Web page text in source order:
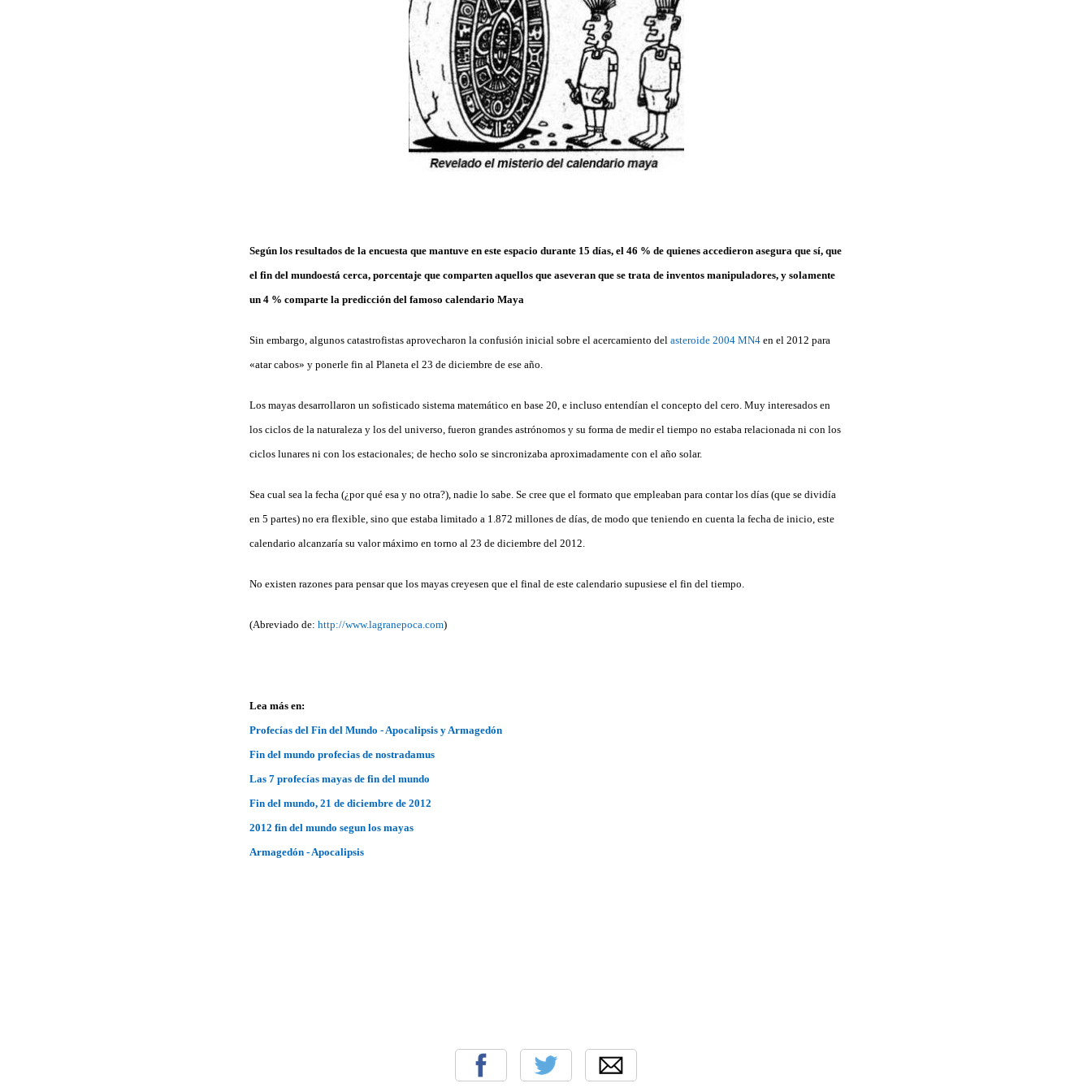
Según los resultados de la encuesta que mantuve en este espacio durante 15 días, el 46 % de quienes accedieron asegura que sí, que
el fin del mundoestá cerca, porcentaje que comparten aquellos que aseveran que se trata de inventos manipuladores, y solamente
un 4 % comparte la predicción del famoso calendario Maya
Sin embargo, algunos catastrofistas aprovecharon la confusión inicial sobre el acercamiento del asteroide 2004 MN4 en el 2012 para
«atar cabos» y ponerle fin al Planeta el 23 de diciembre de ese año.
Los mayas desarrollaron un sofisticado sistema matemático en base 20, e incluso entendían el concepto del cero. Muy interesados en
los ciclos de la naturaleza y los del universo, fueron grandes astrónomos y su forma de medir el tiempo no estaba relacionada ni con los
ciclos lunares ni con los estacionales; de hecho solo se sincronizaba aproximadamente con el año solar.
Sea cual sea la fecha (¿por qué esa y no otra?), nadie lo sabe. Se cree que el formato que empleaban para contar los días (que se dividía
en 5 partes) no era flexible, sino que estaba limitado a 1.872 millones de días, de modo que teniendo en cuenta la fecha de inicio, este
calendario alcanzaría su valor máximo en torno al 23 de diciembre del 2012.
No existen razones para pensar que los mayas creyesen que el final de este calendario supusiese el fin del tiempo.
(Abreviado de: http://www.lagranepoca.com)
Lea más en:
Profecías del Fin del Mundo - Apocalipsis y Armagedón
Fin del mundo profecias de nostradamus
Las 7 profecías mayas de fin del mundo
Fin del mundo, 21 de diciembre de 2012
2012 fin del mundo segun los mayas
Armagedón - Apocalipsis